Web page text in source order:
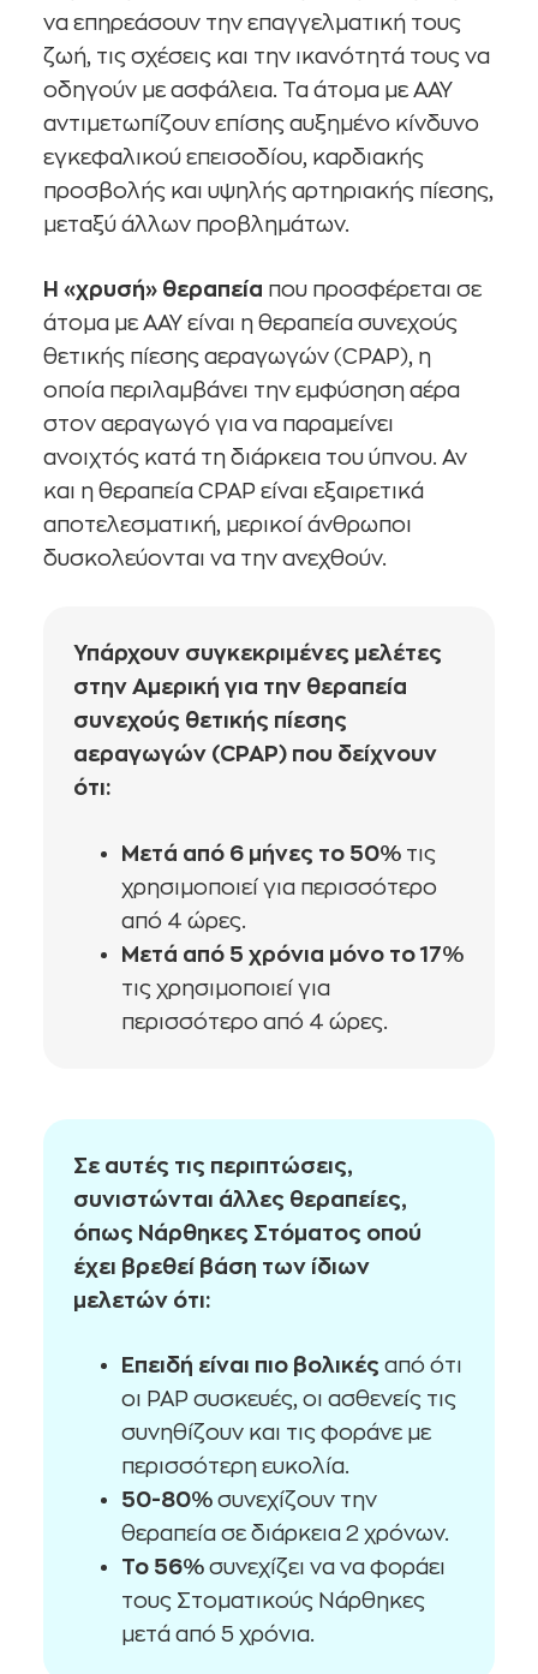
να επηρεάσουν την επαγγελματική τους
ζωή, τις σχέσεις και την ικανότητά τους να
οδηγούν με ασφάλεια. Τα άτομα με ΑΑΥ
αντιμετωπίζουν επίσης αυξημένο κίνδυνο
εγκεφαλικού επεισοδίου, καρδιακής
προσβολής και υψηλής αρτηριακής πίεσης,
μεταξύ άλλων προβλημάτων.
Η «χρυσή» θεραπεία που προσφέρεται σε
άτομα με ΑΑΥ είναι η θεραπεία συνεχούς
θετικής πίεσης αεραγωγών (CPAP), η
οποία περιλαμβάνει την εμφύσηση αέρα
στον αεραγωγό για να παραμείνει
ανοιχτός κατά τη διάρκεια του ύπνου. Αν
και η θεραπεία CPAP είναι εξαιρετικά
αποτελεσματική, μερικοί άνθρωποι
δυσκολεύονται να την ανεχθούν.
Υπάρχουν συγκεκριμένες μελέτες
στην Αμερική για την θεραπεία
συνεχούς θετικής πίεσης
αεραγωγών (CPAP) που δείχνουν
ότι:
Μετά από 6 μήνες το 50% τις
χρησιμοποιεί για περισσότερο
από 4 ώρες.
Μετά από 5 χρόνια μόνο το 17%
τις χρησιμοποιεί για
περισσότερο από 4 ώρες.
Σε αυτές τις περιπτώσεις,
συνιστώνται άλλες θεραπείες,
όπως Νάρθηκες Στόματος οπού
έχει βρεθεί βάση των ίδιων
μελετών ότι:
Επειδή είναι πιο βολικές από ότι
οι PAP συσκευές, οι ασθενείς τις
συνηθίζουν και τις φοράνε με
περισσότερη ευκολία.
50-80% συνεχίζουν την
θεραπεία σε διάρκεια 2 χρόνων.
Το 56% συνεχίζει να να φοράει
τους Στοματικούς Νάρθηκες
μετά από 5 χρόνια.